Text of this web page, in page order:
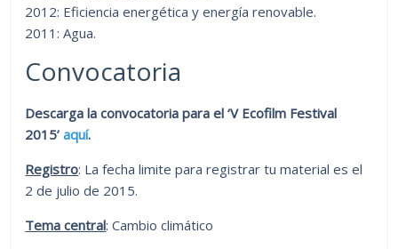
2012: Eficiencia energética y energía renovable.
2011: Agua.
Convocatoria
Descarga la convocatoria para el ‘V Ecofilm Festival
2015’aquí.
Registro: La fecha limite para registrar tu material es el
2 de julio de 2015.
Tema central: Cambio climático